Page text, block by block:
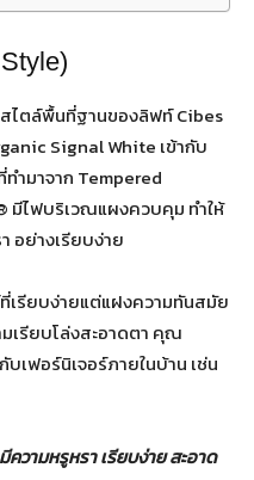
ไตล์พื้นที่ฐานของลิฟท์ Cibes
Signal White เข้ากับ
ำมาจาก Tempered
มีไฟบริเวณแผงควบคุม ทำให้
อย่างเรียบง่าย
รียบง่ายแต่แฝงความทันสมัย
เรียบโล่งสะอาดตา คุณ
เฟอร์นิเจอร์ภายในบ้าน เช่น
มีความหรูหรา เรียบง่าย สะอาด